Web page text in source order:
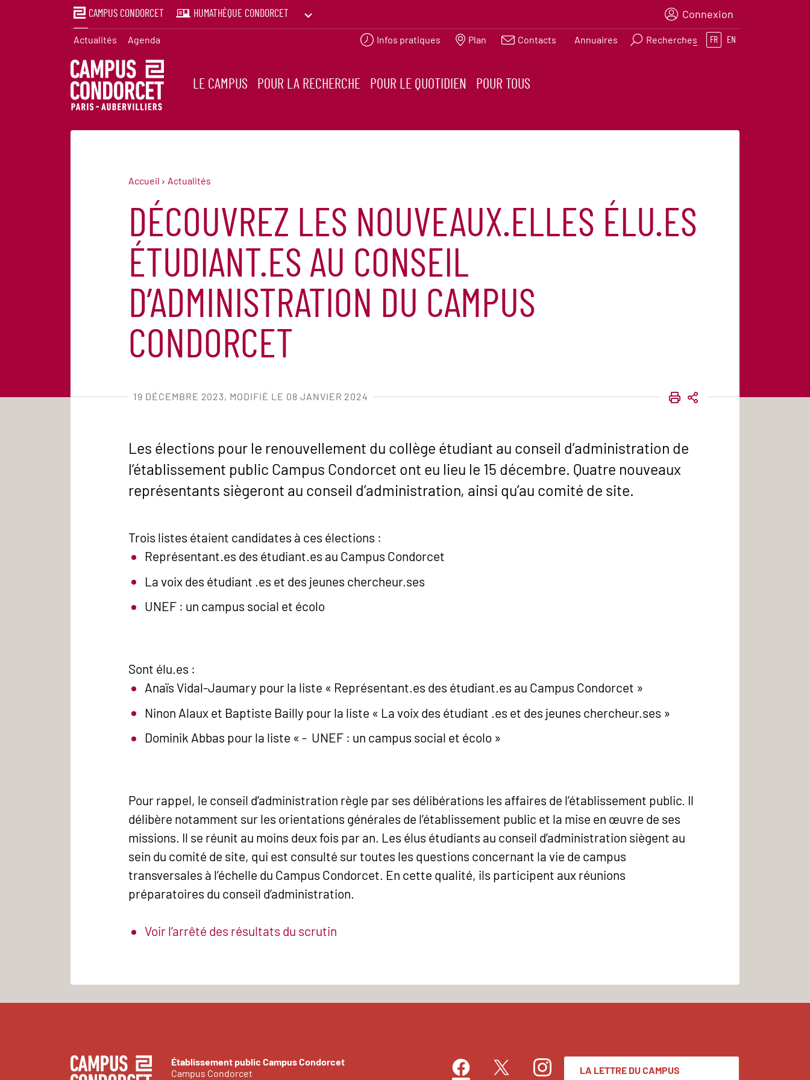
CAMPUS CONDORCET HUMATHÈQUE CONDORCET
PRINTEMPS DES HUMANITÉS
Connexion
Actualités Agenda Infos pratiques Plan Contacts Annuaires Recherches FR EN
LE CAMPUS POUR LA RECHERCHE POUR LE QUOTIDIEN POUR TOUS
Accueil Actualités
DÉCOUVREZ LES NOUVEAUX.ELLES ÉLU.ES
ÉTUDIANT.ES AU CONSEIL
D’ADMINISTRATION DU CAMPUS
CONDORCET
19 DÉCEMBRE 2023 MODIFIÉ LE 08 JANVIER 2024 IMPRIMER
PARTAGER
Les élections pour le renouvellement du collège étudiant au conseil d’administration de
l’établissement public Campus Condorcet ont eu lieu le 15 décembre. Quatre nouveaux
représentants siègeront au conseil d’administration, ainsi qu’au comité de site.
Trois listes étaient candidates à ces élections :
Représentant.es des étudiant.es au Campus Condorcet
La voix des étudiant .es et des jeunes chercheur.ses
UNEF : un campus social et écolo
Sont élu.es :
Anaïs Vidal-Jaumary pour la liste « Représentant.es des étudiant.es au Campus Condorcet »
Ninon Alaux et Baptiste Bailly pour la liste « La voix des étudiant .es et des jeunes chercheur.ses »
Dominik Abbas pour la liste « - UNEF : un campus social et écolo »
Pour rappel, le conseil d’administration règle par ses délibérations les affaires de l’établissement public. Il
délibère notamment sur les orientations générales de l’établissement public et la mise en œuvre de ses
missions. Il se réunit au moins deux fois par an. Les élus étudiants au conseil d’administration siègent au
sein du comité de site, qui est consulté sur toutes les questions concernant la vie de campus
transversales à l’échelle du Campus Condorcet. En cette qualité, ils participent aux réunions
préparatoires du conseil d’administration.
Voir l’arrêté des résultats du scrutin
Établissement public Campus Condorcet
Campus Condorcet
FacebookTwitter
InstagramLA LETTRE DU CAMPUS